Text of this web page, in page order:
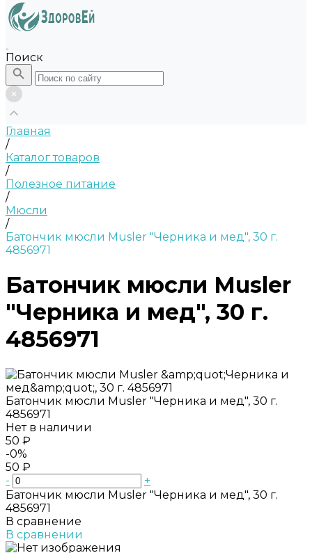
Поиск
Главная
/
Каталог товаров
/
Полезное питание
/
Мюсли
/
Батончик мюсли Musler "Черника и мед", 30 г.
4856971
Батончик мюсли Musler
"Черника и мед", 30 г.
4856971
Батончик мюсли Musler "Черника и мед", 30 г.
4856971
Нет в наличии
50 ₽
-0%
50 ₽
-
+
Батончик мюсли Musler "Черника и мед", 30 г.
4856971
В сравнение
В сравнении